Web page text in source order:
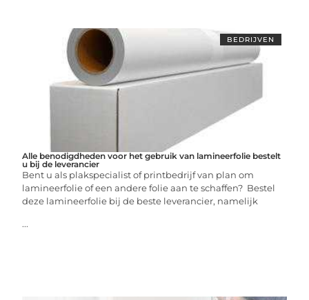
BEDRIJVEN
Alle benodigdheden voor het gebruik van lamineerfolie bestelt
u bij de leverancier
Bent u als plakspecialist of printbedrijf van plan om
lamineerfolie of een andere folie aan te schaffen? Bestel
deze lamineerfolie bij de beste leverancier, namelijk
...